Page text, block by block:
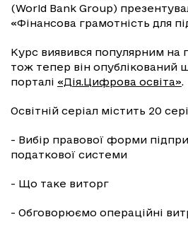
(World Bank Group)
«Фінансова грамотність для
Курс виявився популярним на
тож тепер він опублікований
порталі «Дія.Цифрова освіта».
Освітній серіал містить 20
- Вибір правової форми
податкової системи
- Що таке виторг
- Обговорюємо операційні